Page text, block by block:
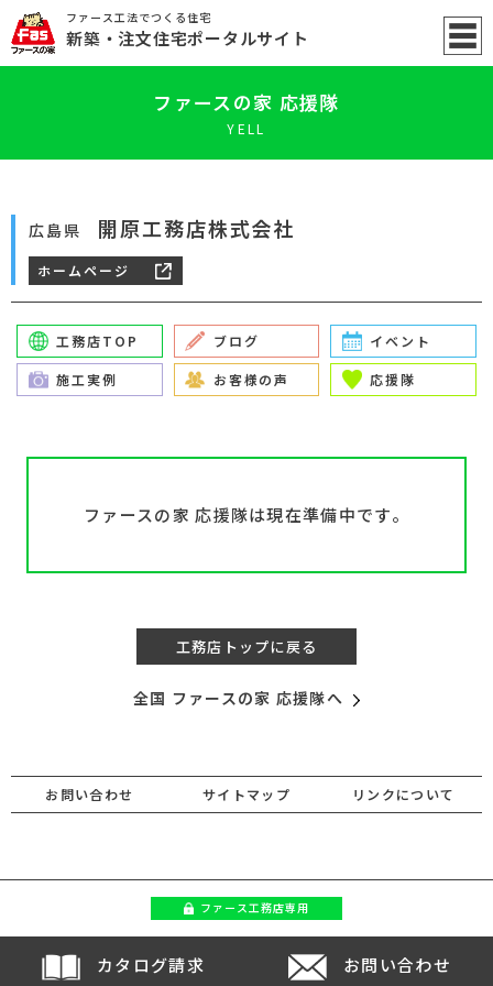
ファース工法でつくる住宅
新築 ・注文住宅ポータルサイト
ファースの家 応援隊
YELL
広島県 開原工務店株式会社
ホームページ
工務店TOP ブログ イベント
施工実例 お客様の声 応援隊
ファースの家 応援隊は現在準備中です。
工務店トップに戻る
全国 ファースの家 応援隊へ
お問い合わせ サイトマップ リンクについて
ファース工務店専用
カタログ請求 お問い合わせ